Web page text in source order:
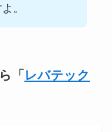
。
「 レバテック